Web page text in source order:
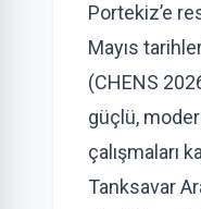
Portekiz’e
Mayıs
(CHENS
güçlü,
çalışmaları
Tanksavar